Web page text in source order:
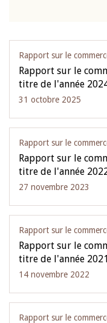
Rapport sur le
Rapport sur le
titre de l'année
31 octobre 2025
Rapport sur le
Rapport sur le
titre de l'année
27 novembre 2023
Rapport sur le
Rapport sur le
titre de l'année 2021
14 novembre 2022
Rapport sur le